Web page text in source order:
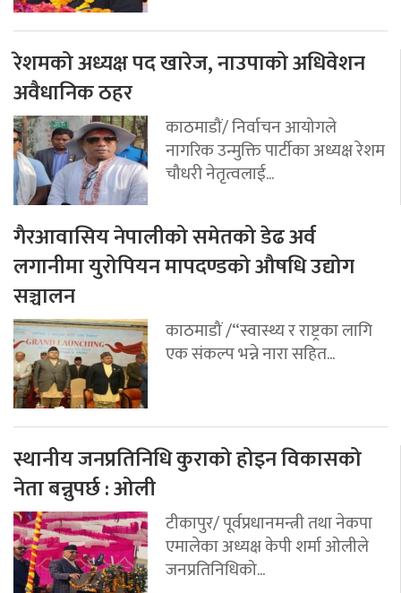
रेशमको अध्यक्ष पद खारेज, नाउपाको अधिवेशन
अवैधानिक ठहर
काठमाडौं/ निर्वाचन आयोगले
नागरिक उन्मुक्ति पार्टीका अध्यक्ष रेशम
चौधरी नेतृत्वलाई...
गैरआवासिय नेपालीको समेतको डेढ अर्व
लगानीमा युरोपियन मापदण्डको औषधि उद्योग
सञ्चालन
काठमाडौं /“स्वास्थ्य र राष्ट्रका लागि
एक संकल्प भन्ने नारा सहित...
स्थानीय जनप्रतिनिधि कुराको होइन विकासको
नेता बन्नुपर्छ : ओली
टीकापुर/ पूर्वप्रधानमन्त्री तथा नेकपा
एमालेका अध्यक्ष केपी शर्मा ओलीले
जनप्रतिनिधिको...